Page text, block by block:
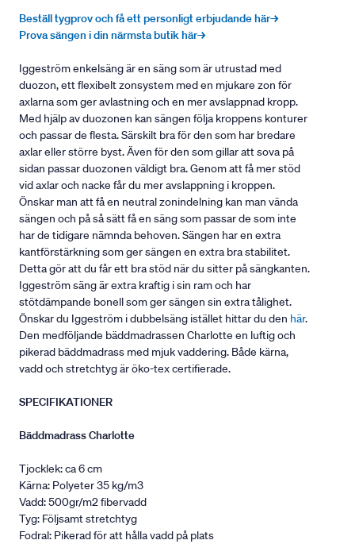
Beställ tygprov och få ett personligt erbjudande här→
Prova sängen i din närmsta butik här→
Iggeström enkelsäng är en säng som är utrustad med
duozon, ett flexibelt zonsystem med en mjukare zon för
axlarna som ger avlastning och en mer avslappnad kropp.
Med hjälp av duozonen kan sängen följa kroppens konturer
och passar de flesta. Särskilt bra för den som har bredare
axlar eller större byst. Även för den som gillar att sova på
sidan passar duozonen väldigt bra. Genom att få mer stöd
vid axlar och nacke får du mer avslappning i kroppen.
Önskar man att få en neutral zonindelning kan man vända
sängen och på så sätt få en säng som passar de som inte
har de tidigare nämnda behoven. Sängen har en extra
kantförstärkning som ger sängen en extra bra stabilitet.
Detta gör att du får ett bra stöd när du sitter på sängkanten.
Iggeström säng är extra kraftig i sin ram och har
stötdämpande bonell som ger sängen sin extra tålighet.
Önskar du Iggeström i dubbelsäng istället hittar du den här.
Den medföljande bäddmadrassen Charlotte en luftig och
pikerad bäddmadrass med mjuk vaddering. Både kärna,
vadd och stretchtyg är öko-tex certifierade.
SPECIFIKATIONER
Bäddmadrass Charlotte
Tjocklek: ca 6 cm
Kärna: Polyeter 35 kg/m3
Vadd: 500gr/m2 fibervadd
Tyg: Följsamt stretchtyg
Fodral: Pikerad för att hålla vadd på plats